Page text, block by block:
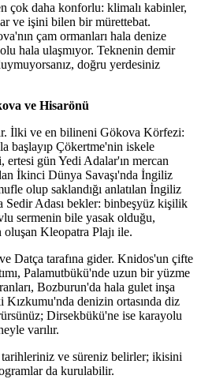
çok daha konforlu: klimalı kabinler,
ve işini bilen bir mürettebat.
çam ormanları hala denize
hala ulaşmıyor. Teknenin demir
doğru yerdesiniz
ve Hisarönü
İlki ve en bilineni Gökova Körfezi:
başlayıp Çökertme'nin iskele
ertesi gün Yedi Adalar'ın mercan
İkinci Dünya Savaşı'nda İngiliz
olup saklandığı anlatılan İngiliz
Sedir Adası bekler: binbeşyüz kişilik
sermenin bile yasak olduğu,
Kleopatra Plajı ile.
Datça tarafına gider. Knidos'un çifte
Palamutbükü'nde uzun bir yüzme
Bozburun'da hala gulet inşa
Kızkumu'nda denizin ortasında diz
Dirsekbükü'ne ise karayolu
varılır.
ve süreniz belirler; ikisini
da kurulabilir.